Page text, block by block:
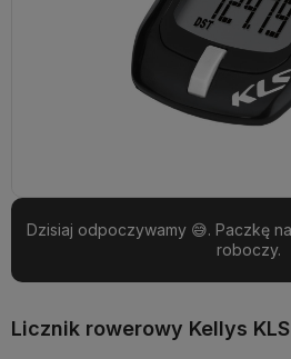
Dzisiaj odpoczywamy 😅. Paczkę
roboczy.
Licznik rowerowy Kellys